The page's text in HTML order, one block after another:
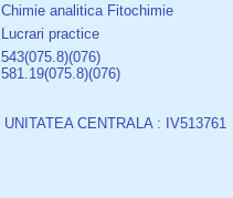
Chimie analitica Fitochimie
Lucrari practice
543(075.8)(076)
581.19(075.8)(076)
UNITATEA CENTRALA : IV513761